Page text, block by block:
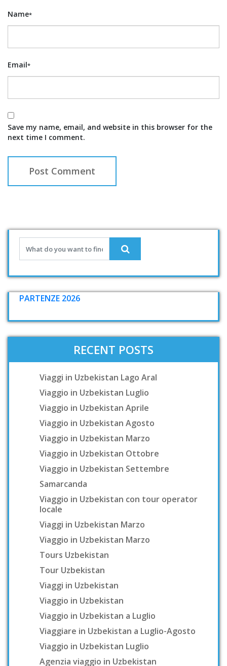
Name*
Email*
Save my name, email, and website in this browser for the
next time I comment.
PARTENZE 2026
RECENT POSTS
Viaggi in Uzbekistan Lago Aral
Viaggio in Uzbekistan Luglio
Viaggio in Uzbekistan Aprile
Viaggio in Uzbekistan Agosto
Viaggio in Uzbekistan Marzo
Viaggio in Uzbekistan Ottobre
Viaggio in Uzbekistan Settembre
Samarcanda
Viaggio in Uzbekistan con tour operator
locale
Viaggi in Uzbekistan Marzo
Viaggio in Uzbekistan Marzo
Tours Uzbekistan
Tour Uzbekistan
Viaggi in Uzbekistan
Viaggio in Uzbekistan
Viaggio in Uzbekistan a Luglio
Viaggiare in Uzbekistan a Luglio-Agosto
Viaggio in Uzbekistan Luglio
Agenzia viaggio in Uzbekistan